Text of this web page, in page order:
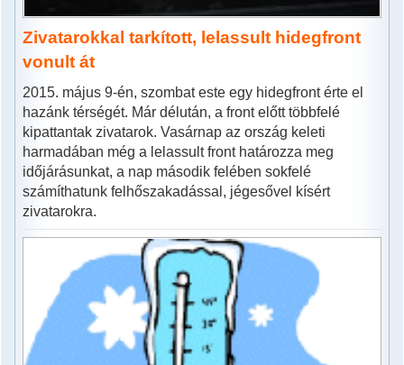
Zivatarokkal tarkított, lelassult hidegfront
vonult át
2015. május 9-én, szombat este egy hidegfront érte el
hazánk térségét. Már délután, a front előtt többfelé
kipattantak zivatarok. Vasárnap az ország keleti
harmadában még a lelassult front határozza meg
időjárásunkat, a nap második felében sokfelé
számíthatunk felhőszakadással, jégesővel kísért
zivatarokra.